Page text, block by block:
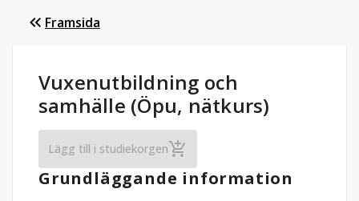
Framsida
Studieuppgifter:
Vuxenutbildning och
samhälle (Öpu, nätkurs)
Lägg till i studiekorgenVuxenutbildning och samhälle (Öpu,
Grundläggande information